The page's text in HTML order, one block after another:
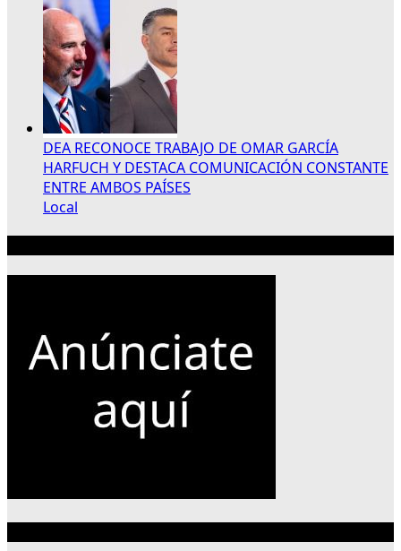
DEA RECONOCE TRABAJO DE OMAR GARCÍA
HARFUCH Y DESTACA COMUNICACIÓN CONSTANTE
ENTRE AMBOS PAÍSES
Local